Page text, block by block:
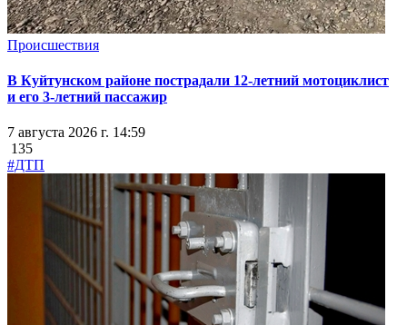
Происшествия
В Куйтунском районе пострадали 12-летний мотоциклист
и его 3-летний пассажир
7 августа 2026 г. 14:59
135
#ДТП